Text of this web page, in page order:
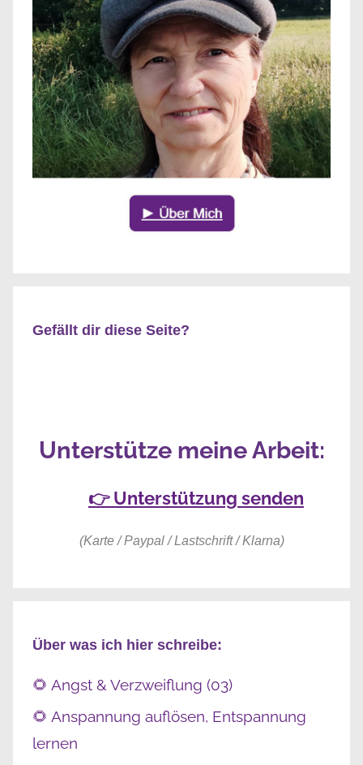
Gefällt dir diese Seite?
Unterstütze meine Arbeit:
👉 Unterstützung senden
(Karte / Paypal / Lastschrift / Klarna)
Über was ich hier schreibe:
🌻 Angst & Verzweiflung (03)
🌻 Anspannung auflösen, Entspannung
lernen